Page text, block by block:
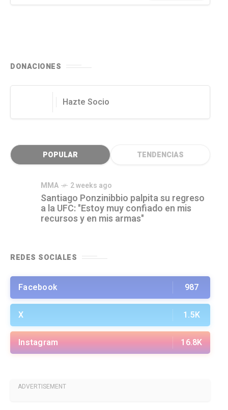
DONACIONES
Hazte Socio
POPULAR TENDENCIAS
MMA 2 weeks ago
Santiago Ponzinibbio palpita su regreso
a la UFC: "Estoy muy confiado en mis
recursos y en mis armas"
REDES SOCIALES
Facebook 987
X 1.5K
Instagram 16.8K
ADVERTISEMENT